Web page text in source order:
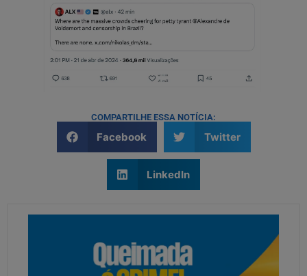
COMPARTILHE ESSA NOTÍCIA:
Facebook Twitter
LinkedIn